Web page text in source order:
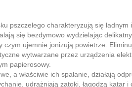
pszczelego charakteryzują się ładnym
się bezdymowo wydzielając
czym ujemnie jonizują powietrze.
wytwarzane przez urządzenia
papierosowy.
a właściwie ich spalanie, działają
udrażniają zatoki, łagodzą katar